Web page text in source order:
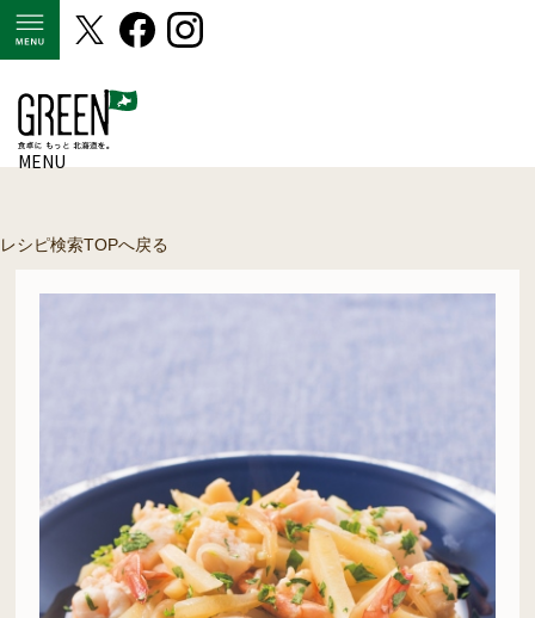
MENU
レシピ検索TOPへ戻る